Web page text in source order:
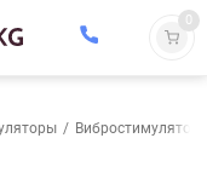
0
/